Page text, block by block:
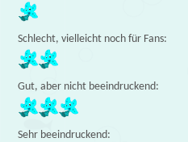
Schlecht, vielleicht noch für Fans:
Gut, aber nicht beeindruckend:
Sehr beeindruckend: